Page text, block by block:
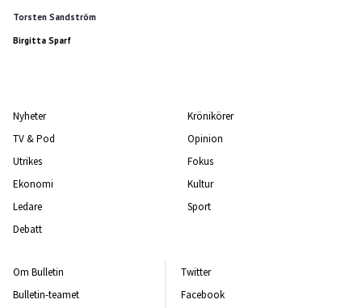
Torsten Sandström
Birgitta Sparf
Nyheter
TV & Pod
Utrikes
Ekonomi
Ledare
Debatt
Krönikörer
Opinion
Fokus
Kultur
Sport
Om Bulletin
Bulletin-teamet
Twitter
Facebook